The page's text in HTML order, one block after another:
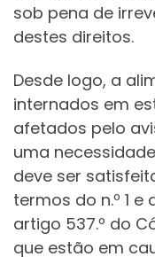
sob pena de
destes direitos.
Desde logo, a
internados em
afetados pelo
uma
deve ser
termos do n.º 1
artigo 537.º do
que estão em